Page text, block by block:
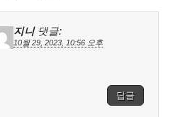
지니 댓글:
10월 29, 2023, 10:56 오후
답글